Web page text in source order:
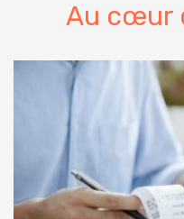
Au cœur